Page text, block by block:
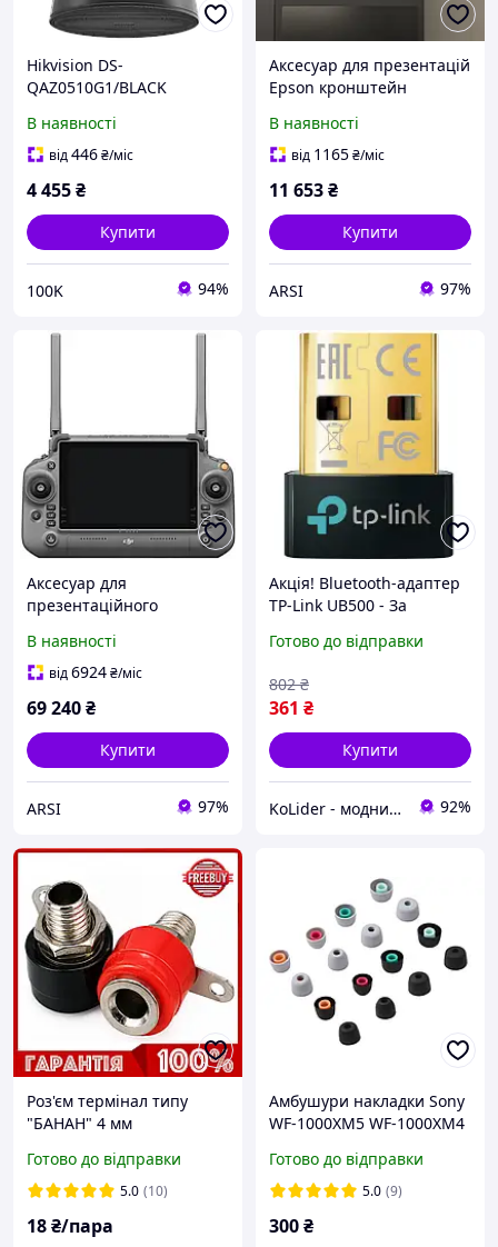
Hikvision DS-
QAZ0510G1/BLACK
динамік
В наявності
від446₴/міс
4 455₴
Купити
100K 94%
Аксесуар для презентацій
Epson кронштейн
В наявності
від 1165₴/міс
11 653₴
Купити
ARSI 97%
Аксесуар для
презентаційного
(Inspire 3)
В наявності
від6924₴/міс
69 240₴
Купити
ARSI 97%
Акція! Bluetooth-адаптер
TP-Link UB500 - За
Готово до відправки
361 ₴
802 ₴
Купити
KoLider - модний магазин 92%
Роз'єм термінал типу
"БАНАН" 4 мм
Готово до відправки
5.0 (10)
18₴/пара
Амбушури накладки Sony
WF-1000XM5 WF-1000XM4
Комплект 4 пари
Готово до відправки
5.0 (9)
300₴